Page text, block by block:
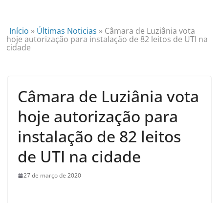
Início » Últimas Noticias » Câmara de Luziânia vota
hoje autorização para instalação de 82 leitos de UTI na
cidade
Câmara de Luziânia vota
hoje autorização para
instalação de 82 leitos
de UTI na cidade
27 de março de 2020